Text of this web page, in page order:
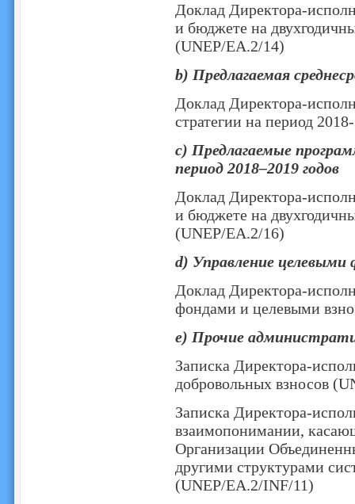
Доклад Директора-
и бюджете на
(UNEP/EA.2/14)
b) Предлагаемая
Доклад Директора-
стратегии на период
c) Предлагаемые
период 2018–2019 годов
Доклад Директора-
и бюджете на
(UNEP/EA.2/16)
d) Управление
Доклад Директора-
фондами и целевыми
e) Прочие
Записка Директора-
добровольных взносов
Записка Директора-
взаимопонимании,
Организации
другими структурами
(UNEP/EA.2/INF/11)